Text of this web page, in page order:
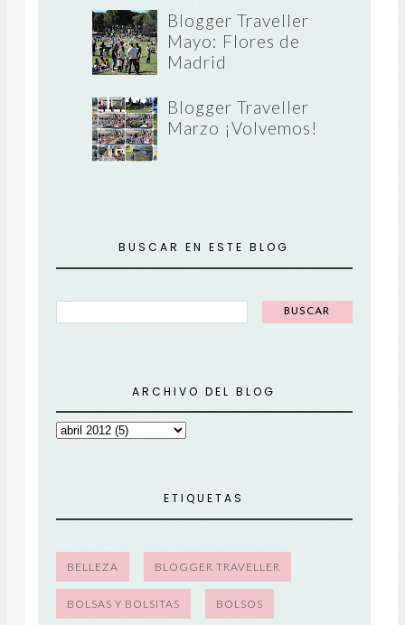
Blogger Traveller
Mayo: Flores de
Madrid
Blogger Traveller
Marzo ¡Volvemos!
BUSCAR EN ESTE BLOG
ARCHIVO DEL BLOG
ETIQUETAS
BELLEZA BLOGGER TRAVELLER
BOLSAS Y BOLSITAS BOLSOS